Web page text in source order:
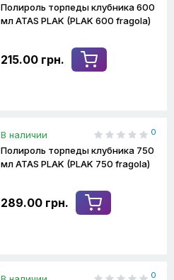
Полироль торпеды клубника 600
мл ATAS PLAK (PLAK 600 fragola)
215.00 грн.
В наличии 0
Полироль торпеды клубника 750
мл ATAS PLAK (PLAK 750 fragola)
289.00 грн.
0